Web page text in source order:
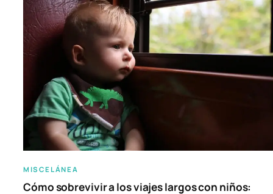
MISCELÁNEA
Cómo sobrevivir a los viajes largos con niños: